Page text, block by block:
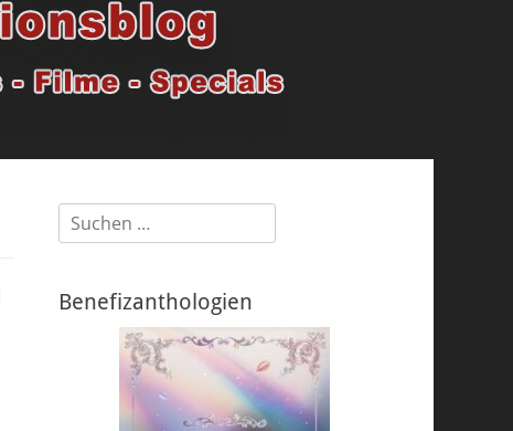
Suchen
nach:
Benefizanthologien